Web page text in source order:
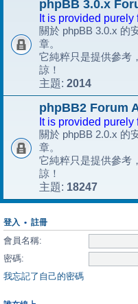
phpBB 3.0.x
It is provided purely
關於 phpBB 3.0.x 的
章。
它純粹只是提供參考
諒！
主題: 2014
phpBB2 Forum
It is provided purely
關於 phpBB 2.0.x 的
章。
它純粹只是提供參考
諒！
主題: 18247
登入 • 註冊
會員名稱:
密碼:
我忘記了自己的密碼